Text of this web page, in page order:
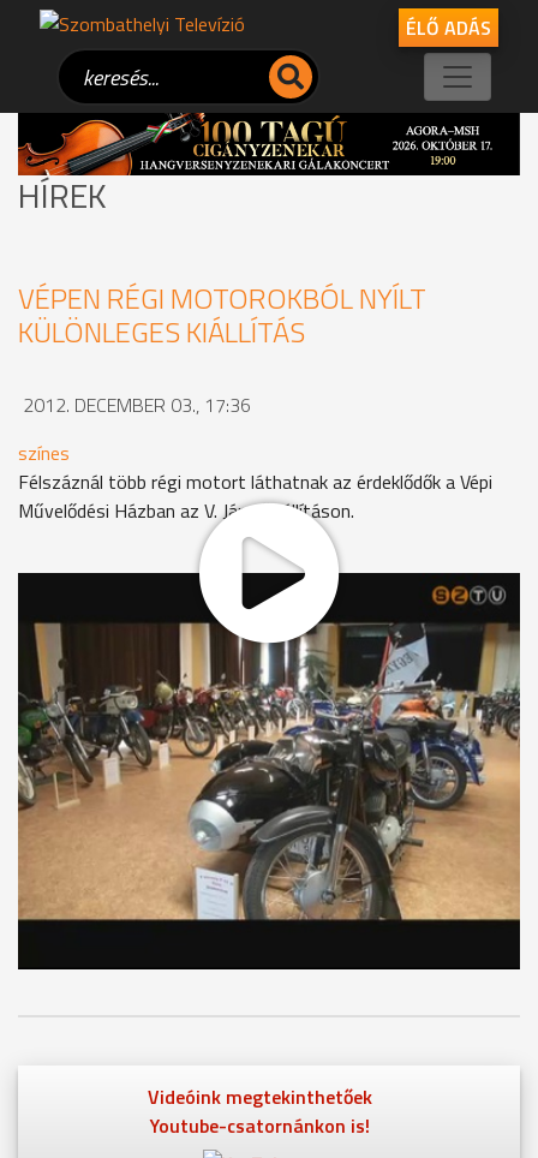
ÉLŐ ADÁS
HÍREK
VÉPEN RÉGI MOTOROKBÓL NYÍLT
KÜLÖNLEGES KIÁLLÍTÁS
2012. DECEMBER 03., 17:36
színes
Félszáznál több régi motort láthatnak az érdeklődők a Vépi
Művelődési Házban az V. Járműkiállításon.
A legrégebbi kétkerekű 1949-es gyártmányú, de későbbi
KGST-s korszakból való motor is látható a helyi Nosztalgia
és Hobbijármű Egyesület tárlatán. A legtöbb típus
magyarországról való, így az egykori Dongó, Pannónia és
Csepel is felújított állapotban, december 9-ig látható.
MEGOSZTÁS
Videóink megtekinthetőek
Youtube-csatornánkon is!